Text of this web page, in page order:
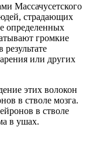
Массачусетского
страдающих
определенных
громкие
или других
этих волокон
в стволе мозга.
в стволе
в ушах.